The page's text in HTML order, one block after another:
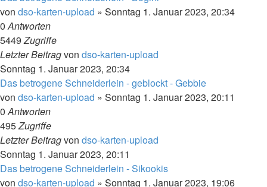
von dso-karten-upload » Sonntag 1. Januar 2023, 20:34
0Antworten
5449Zugriffe
Letzter Beitragvon dso-karten-upload
Sonntag 1. Januar 2023, 20:34
Das betrogene Schneiderlein - geblockt - Gebbie
von dso-karten-upload » Sonntag 1. Januar 2023, 20:11
0Antworten
495Zugriffe
Letzter Beitragvon dso-karten-upload
Sonntag 1. Januar 2023, 20:11
Das betrogene Schneiderlein - Sikookis
von dso-karten-upload » Sonntag 1. Januar 2023, 19:06